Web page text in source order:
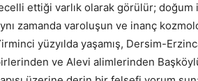
ettiği varlık olarak görülür;
zamanda varoluşun ve inanç
yüzyılda yaşamış, Dersim-
ve Alevi alimlerinden